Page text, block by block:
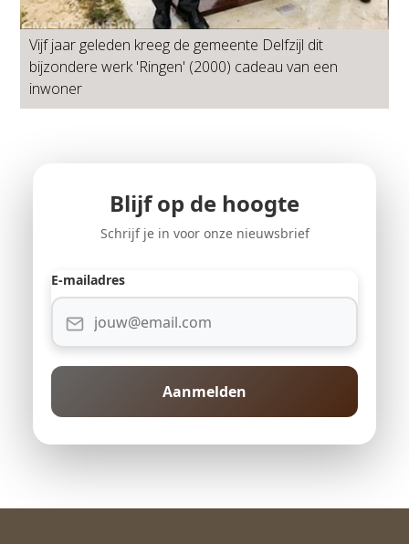
Vijf jaar geleden kreeg de gemeente Delfzijl dit
bijzondere werk 'Ringen' (2000) cadeau van een
inwoner
Blijf op de hoogte
Schrijf je in voor onze nieuwsbrief
E-mailadres
Aanmelden